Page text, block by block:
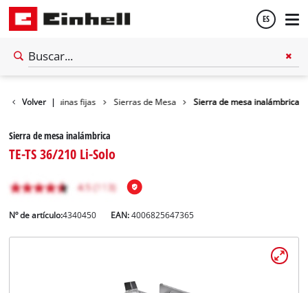
ES
Volver |
Taller Máquinas fijas Sierras de Mesa Sierra de mesa inalámbrica
Sierra de mesa inalámbrica
TE-TS 36/210 Li-Solo
Nº de artículo:4340450 EAN:4006825647365